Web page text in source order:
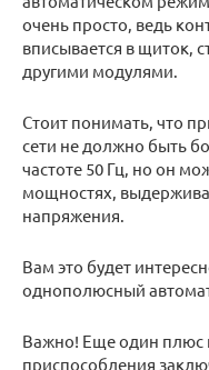
очень просто, ведь
вписывается в щиток,
другими модулями.
Стоит понимать, что
сети не должно быть
частоте 50 Гц, но он
мощностях,
напряжения.
Вам это будет
однополюсный
Важно! Еще один плюс
приспособления